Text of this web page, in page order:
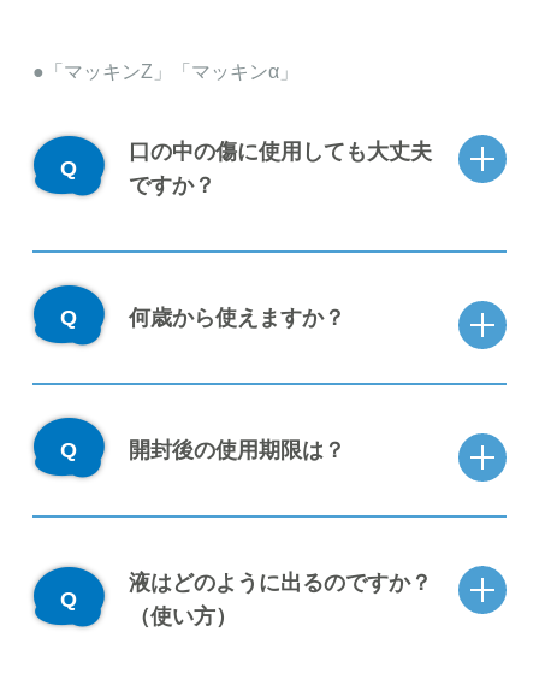
「マッキンZ」「マッキンα」
口の中の傷に使用しても大丈夫
ですか？
何歳から使えますか？
開封後の使用期限は？
液はどのように出るのですか？
（使い方）